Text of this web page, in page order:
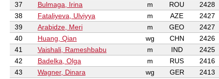
37
Bulmaga, Irina m ROU
2428
38
Fataliyeva, Ulviyya m AZE
2427
39
Arabidze, Meri m GEO
2427
40
Huang, Qian wg CHN
2426
41
Vaishali, Rameshbabu m IND
2425
42
Badelka, Olga m RUS
2416
43
Wagner, Dinara wg GER
2413